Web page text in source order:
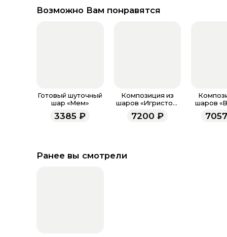
Возможно Вам понравятся
Готовый шуточный
шар «Мем»
3385 ₽
Композиция из
шаров «Игристое.
7200 ₽
шаров
Ранее вы смотрели